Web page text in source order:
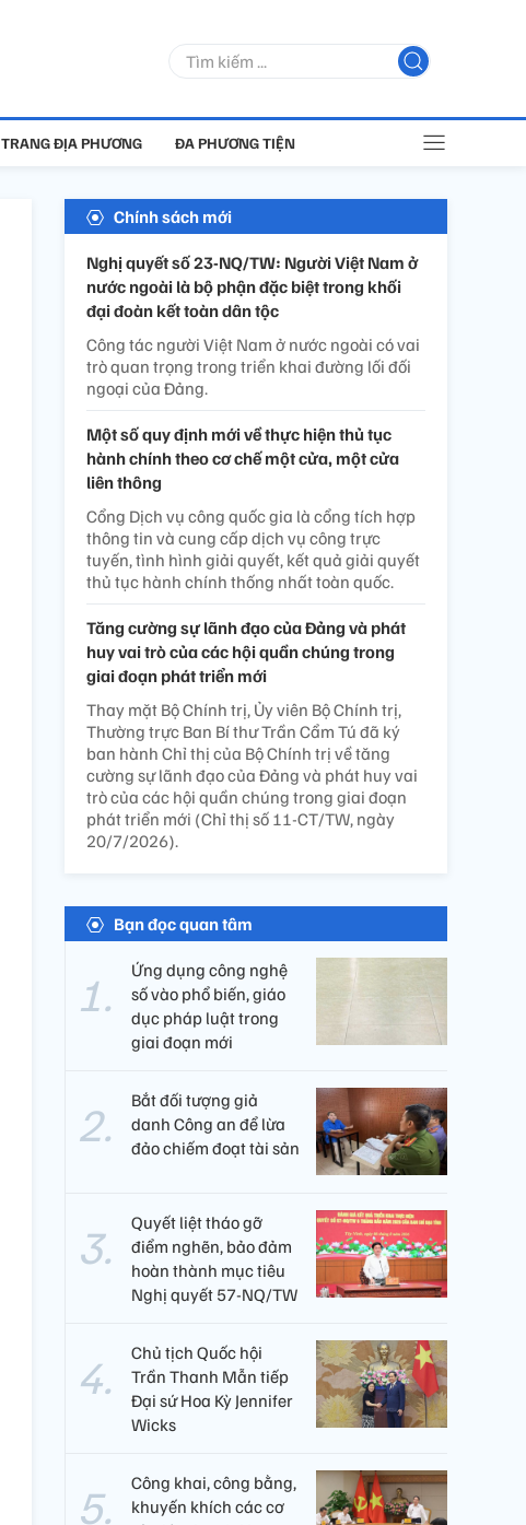
TRANG ĐỊA PHƯƠNG ĐA PHƯƠNG TIỆN
Chính sách mới
Nghị quyết số 23-NQ/TW: Người Việt Nam ở
nước ngoài là bộ phận đặc biệt trong khối
đại đoàn kết toàn dân tộc
Công tác người Việt Nam ở nước ngoài có vai
trò quan trọng trong triển khai đường lối đối
ngoại của Đảng.
Một số quy định mới về thực hiện thủ tục
hành chính theo cơ chế một cửa, một cửa
liên thông
Cổng Dịch vụ công quốc gia là cổng tích hợp
thông tin và cung cấp dịch vụ công trực
tuyến, tình hình giải quyết, kết quả giải quyết
thủ tục hành chính thống nhất toàn quốc.
Tăng cường sự lãnh đạo của Đảng và phát
huy vai trò của các hội quần chúng trong
giai đoạn phát triển mới
Thay mặt Bộ Chính trị, Ủy viên Bộ Chính trị,
Thường trực Ban Bí thư Trần Cẩm Tú đã ký
ban hành Chỉ thị của Bộ Chính trị về tăng
cường sự lãnh đạo của Đảng và phát huy vai
trò của các hội quần chúng trong giai đoạn
phát triển mới (Chỉ thị số 11-CT/TW, ngày
20/7/2026).
Bạn đọc quan tâm
Ứng dụng công nghệ
số vào phổ biến, giáo
dục pháp luật trong
giai đoạn mới
Bắt đối tượng giả
danh Công an để lừa
đảo chiếm đoạt tài sản
Quyết liệt tháo gỡ
điểm nghẽn, bảo đảm
hoàn thành mục tiêu
Nghị quyết 57-NQ/TW
Chủ tịch Quốc hội
Trần Thanh Mẫn tiếp
Đại sứ Hoa Kỳ Jennifer
Wicks
Công khai, công bằng,
khuyến khích các cơ